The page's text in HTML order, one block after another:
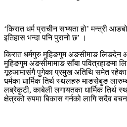
‘किरात धर्म प्राचीन सभ्यता हो’ मन्त्री
इतिहास भन्दा पनि पुरानो छ’ ।
किरात धर्मगुरु मुहिङगुम अङसीमाङ लिङदेन
मुहिङगुम अङसीमामाङ साँबा पवित्रहाङमा
गूरुआमासंगै पुगेका प्रमुख अतिथि समेत रहेका
धर्मका धार्मिक तिर्थ स्थलहरु माङसेबुङ
लब्रेकुटी, काबेली लगायतका धार्मिक तिर्थ
क्षेत्रको रुपमा बिकास गर्नको लागि सदैव बचन